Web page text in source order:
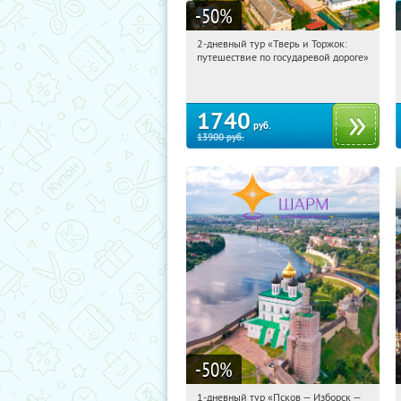
-50%
10:50:46 Купили:
2-дневный тур «Тверь и Торжок:
путешествие по государевой дороге»
1740 руб.
13900руб.
-50%
1-дневный тур «Псков — Изборск —